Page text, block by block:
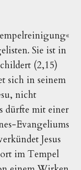
Sie ist in
(2,15)
sich in seinem
nicht
dürfte mit einer
Evangeliums
Jesus
im Tempel